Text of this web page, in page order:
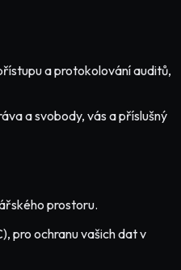
a protokolování auditů,
a svobody, vás a příslušný
prostoru.
pro ochranu vašich dat v